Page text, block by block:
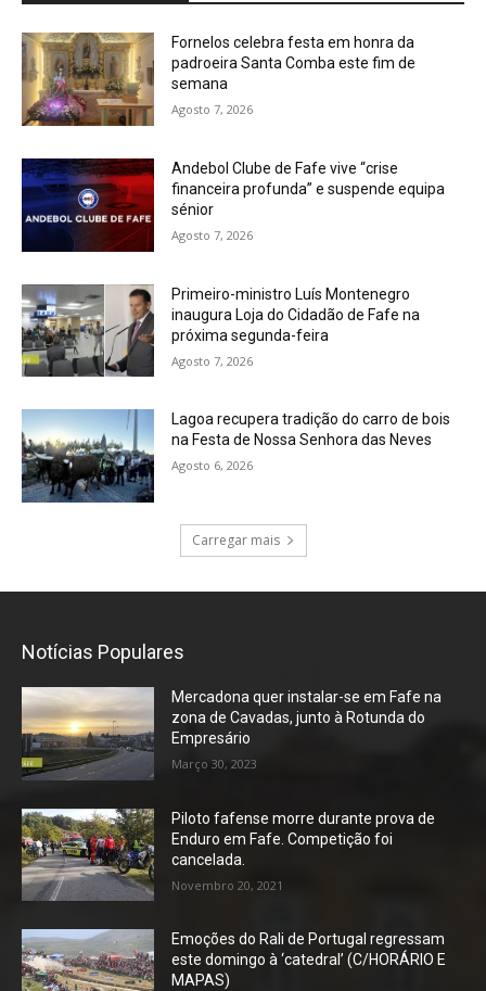
Fornelos celebra festa em honra da
padroeira Santa Comba este fim de
semana
Agosto 7, 2026
Andebol Clube de Fafe vive “crise
financeira profunda” e suspende equipa
sénior
Agosto 7, 2026
Primeiro-ministro Luís Montenegro
inaugura Loja do Cidadão de Fafe na
próxima segunda-feira
Agosto 7, 2026
Lagoa recupera tradição do carro de bois
na Festa de Nossa Senhora das Neves
Agosto 6, 2026
Carregar mais
Notícias Populares
Mercadona quer instalar-se em Fafe na
zona de Cavadas, junto à Rotunda do
Empresário
Março 30, 2023
Piloto fafense morre durante prova de
Enduro em Fafe. Competição foi
cancelada.
Novembro 20, 2021
Emoções do Rali de Portugal regressam
este domingo à ‘catedral’ (C/HORÁRIO E
MAPAS)